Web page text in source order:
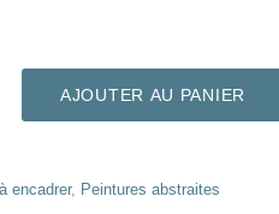
AJOUTER AU PANIER
encadrer, Peintures abstraites